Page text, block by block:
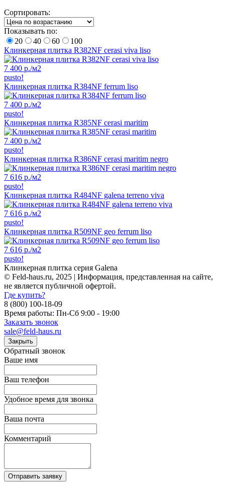
Сортировать:
Показывать по:
20
40 60
100
Клинкерная плитка R382NF cerasi viva liso
7 400 р./м2
pusto!
Клинкерная плитка R384NF ferrum liso
7 400 р./м2
pusto!
Клинкерная плитка R385NF cerasi maritim
7 400 р./м2
pusto!
Клинкерная плитка R386NF cerasi maritim negro
7 616 р./м2
pusto!
Клинкерная плитка R484NF galena terreno viva
7 616 р./м2
pusto!
Клинкерная плитка R509NF geo ferrum liso
7 616 р./м2
pusto!
Клинкерная плитка серия Galena
© Feld-haus.ru, 2025 | Информация, представленная на сайте,
не является публичной офертой.
Где купить?
8 (800) 100-18-09
Время работы: Пн-Сб 9:00 - 19:00
Заказать звонок
sale@feld-haus.ru
Закрыть
Обратный звонок
Ваше имя
Ваш телефон
Удобное время для звонка
Ваша почта
Комментарий
Отправить заявку